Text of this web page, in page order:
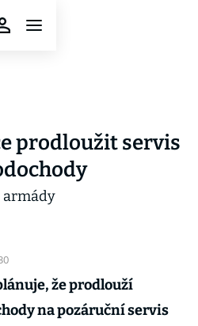
prodloužit servis
že prodlouží
na pozáruční servis